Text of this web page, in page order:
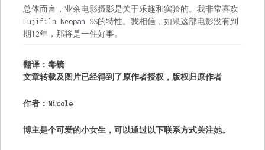
总体而言，业余电影摄影是关于乐趣和实验的。我非常喜欢
Fujifilm Neopan SS的特性。我相信，如果这部电影没有到
期12年，那将是一件好事。
翻译：毒镜
文章转载及图片已经得到了原作者授权，版权归原作者
作者：Nicole
博主是个可爱的小女生，可以通过以下联系方式关注她。